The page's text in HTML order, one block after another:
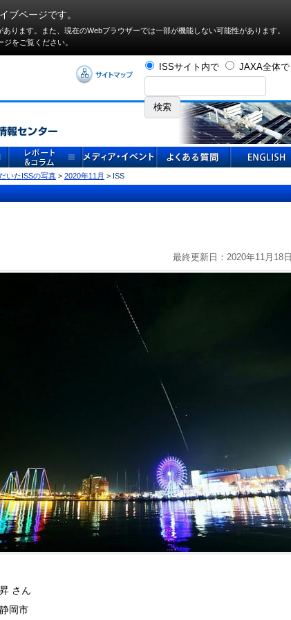
ブページです。
ります。また、現在のWebブラウザーでは⼀部が機能しない可能性があります。
ジをご覧ください。
ISSサイト内で JAXA全体で
いたISSの写真 > 2020年11月 > ISS
最終更新日：2020年11月18日
さん
岡市